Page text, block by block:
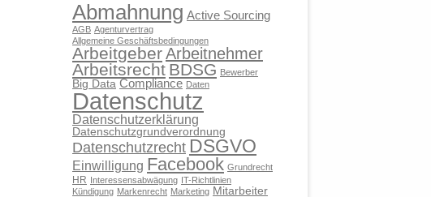
Abmahnung Active Sourcing
AGB Agenturvertrag
Allgemeine Geschäftsbedingungen
ArbeitgeberArbeitnehmer
Arbeitsrecht BDSG Bewerber
Big Data Compliance Daten
Datenschutz
Datenschutzerklärung
Datenschutzgrundverordnung
Datenschutzrecht DSGVO
Einwilligung Facebook Grundrecht
HR Interessensabwägung IT-Richtlinien
Kündigung Markenrecht Marketing Mitarbeiter